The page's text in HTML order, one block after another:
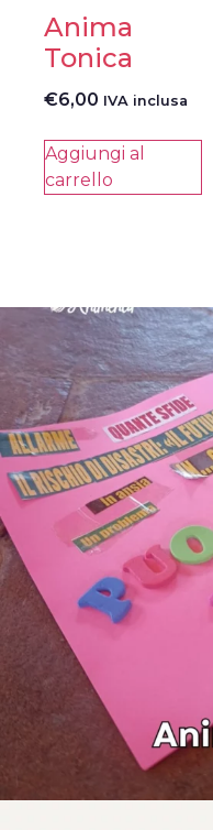
Anima
Tonica
€6,00 IVA inclusa
Aggiungi al
carrello